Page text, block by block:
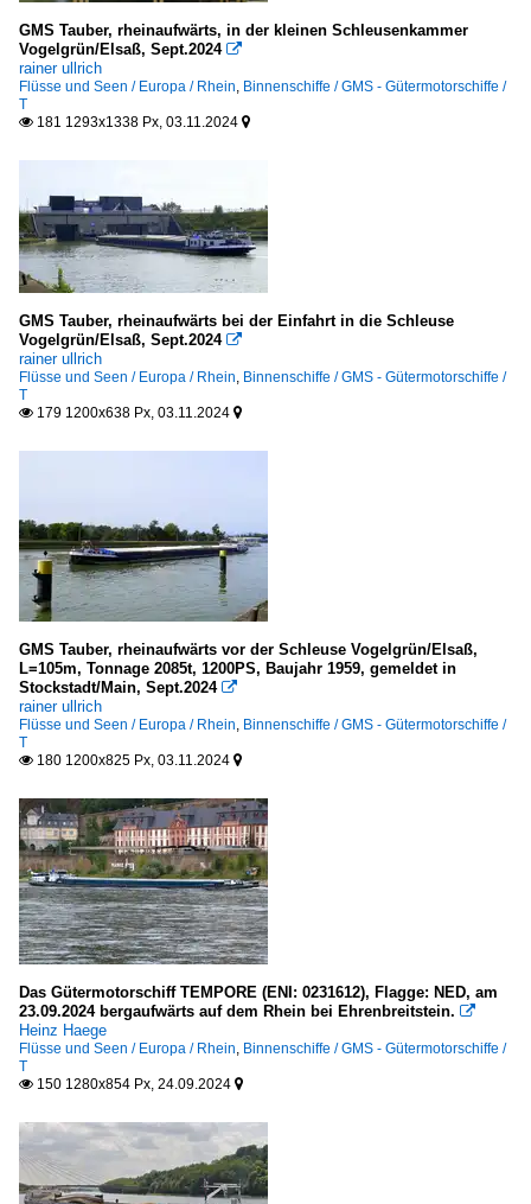
GMS Tauber, rheinaufwärts, in der kleinen Schleusenkammer
Vogelgrün/Elsaß, Sept.2024 
rainer ullrich
Flüsse und Seen / Europa / Rhein, Binnenschiffe / GMS - Gütermotorschiffe /
T
 181 1293x1338 Px, 03.11.2024 
GMS Tauber, rheinaufwärts bei der Einfahrt in die Schleuse
Vogelgrün/Elsaß, Sept.2024 
rainer ullrich
Flüsse und Seen / Europa / Rhein, Binnenschiffe / GMS - Gütermotorschiffe /
T
 179 1200x638 Px, 03.11.2024 
GMS Tauber, rheinaufwärts vor der Schleuse Vogelgrün/Elsaß,
L=105m, Tonnage 2085t, 1200PS, Baujahr 1959, gemeldet in
Stockstadt/Main, Sept.2024 
rainer ullrich
Flüsse und Seen / Europa / Rhein, Binnenschiffe / GMS - Gütermotorschiffe /
T
 180 1200x825 Px, 03.11.2024 
Das Gütermotorschiff TEMPORE (ENI: 0231612), Flagge: NED, am
23.09.2024 bergaufwärts auf dem Rhein bei Ehrenbreitstein. 
Heinz Haege
Flüsse und Seen / Europa / Rhein, Binnenschiffe / GMS - Gütermotorschiffe /
T
 150 1280x854 Px, 24.09.2024 